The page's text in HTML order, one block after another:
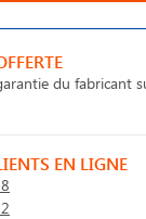
du fabricant
EN LIGNE